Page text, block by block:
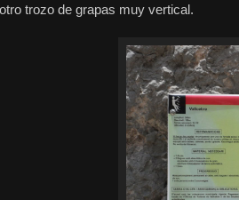
trozo de grapas muy vertical.